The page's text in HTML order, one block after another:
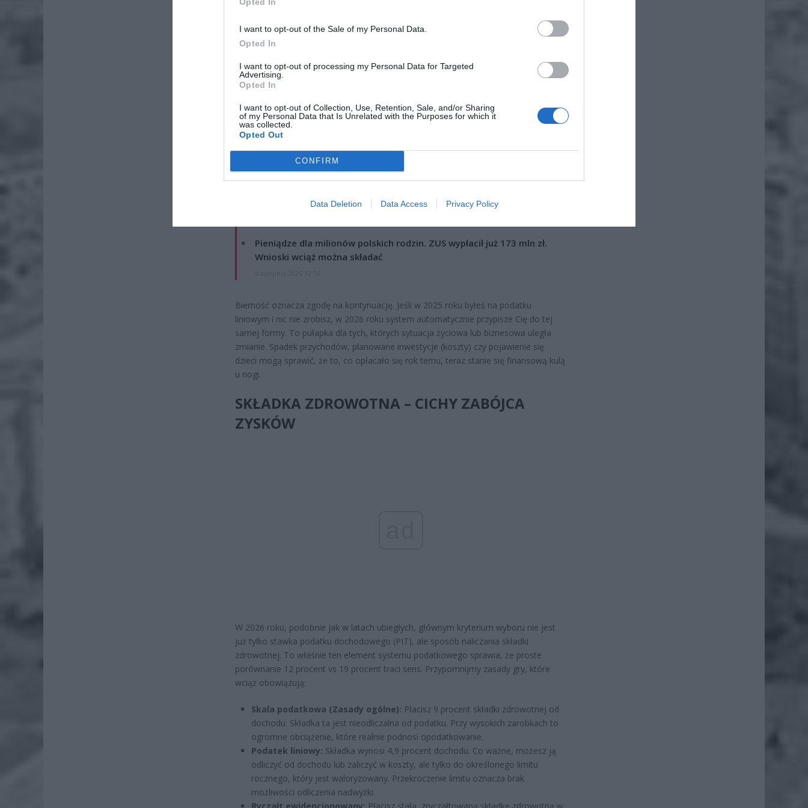
I want to opt-out of the Sale of my Personal Data.
Opted In
I want to opt-out of processing my Personal Data for Targeted
Advertising.
Opted In
I want to opt-out of Collection, Use, Retention, Sale, and/or Sharing
of my Personal Data that Is Unrelated with the Purposes for which it
was collected.
Opted Out
CONFIRM
Data Deletion Data Access Privacy Policy
ad
ZOBACZ RÓWNIEŻ:
Pieniądze dla milionów polskich rodzin. ZUS wypłacił już 173 mln zł.
Wnioski wciąż można składać
Bierność oznacza zgodę na kontynuację. Jeśli w 2025 roku byłeś na podatku
liniowym i nic nie zrobisz, w 2026 roku system automatycznie przypisze Cię do tej
samej formy. To pułapka dla tych, których sytuacja życiowa lub biznesowa uległa
zmianie. Spadek przychodów, planowane inwestycje (koszty) czy pojawienie się
dzieci mogą sprawić, że to, co opłacało się rok temu, teraz stanie się finansową kulą
u nogi.
SKŁADKA ZDROWOTNA – CICHY ZABÓJCA
ZYSKÓW
W 2026 roku, podobnie jak w latach ubiegłych, głównym kryterium wyboru nie jest
już tylko stawka podatku dochodowego (PIT), ale sposób naliczania składki
zdrowotnej. To właśnie ten element systemu podatkowego sprawia, że proste
porównanie 12 procent vs 19 procent traci sens. Przypomnijmy zasady gry, które
wciąż obowiązują:
Skala podatkowa (Zasady ogólne): Płacisz 9 procent składki zdrowotnej od
dochodu. Składka ta jest nieodliczalna od podatku. Przy wysokich zarobkach to
ogromne obciążenie, które realnie podnosi opodatkowanie.
Podatek liniowy: Składka wynosi 4,9 procent dochodu. Co ważne, możesz ją
odliczyć od dochodu lub zaliczyć w koszty, ale tylko do określonego limitu
rocznego, który jest waloryzowany. Przekroczenie limitu oznacza brak
możliwości odliczenia nadwyżki.